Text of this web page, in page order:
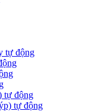
tự động
tự động
tự động